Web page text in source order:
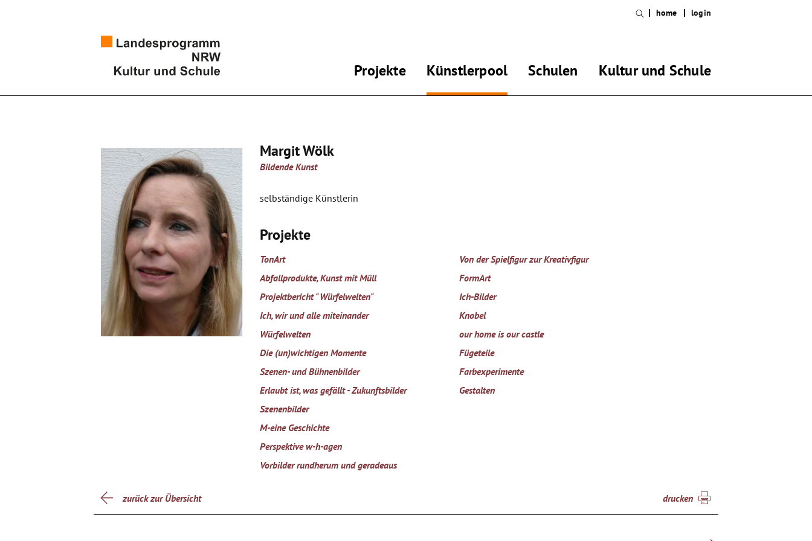
Projekte Künstlerpool Schulen Kultur und Schule
home login
Margit Wölk
Bildende Kunst
selbständige Künstlerin
Projekte
TonArt
Abfallprodukte, Kunst mit Müll
Projektbericht "Würfelwelten"
Ich, wir und alle miteinander
Würfelwelten
Die (un)wichtigen Momente
Von der Spielfigur zur Kreativfigur
FormArt
Ich-Bilder
Knobel
our home is our castle
Fügeteile
Szenen- und Bühnenbilder
Erlaubt ist, was gefällt - Zukunftsbilder
Szenenbilder
M-eine Geschichte
Perspektive w-h-agen
Vorbilder rundherum und geradeaus
Farbexperimente
Gestalten
zurück zur Übersicht drucken